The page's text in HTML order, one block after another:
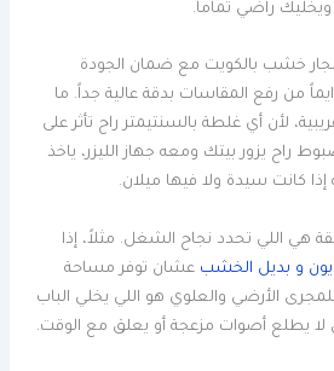
راضي تماماً.
خشب بالكويت مع ضمان الجودة
من رفع المقاسات بدقة عالية جداً. ما
لأن أي غلطة بالسنتيمتر راح تأثر على
راح يزور بيتك ومعه جهاز الليزر، ياخذ
كانت سيدة ولا فيها ميلان.
هي اللي تحدد نجاح الشغل. مثلاً، إذا
و بديل الخشب عشان توفر مساحة
الأرضي والعلوي هو اللي يخلي الباب
لا يطلع أصوات مزعجة أو يعلق مع الوقت.